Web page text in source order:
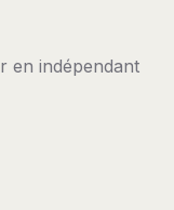
en indépendant